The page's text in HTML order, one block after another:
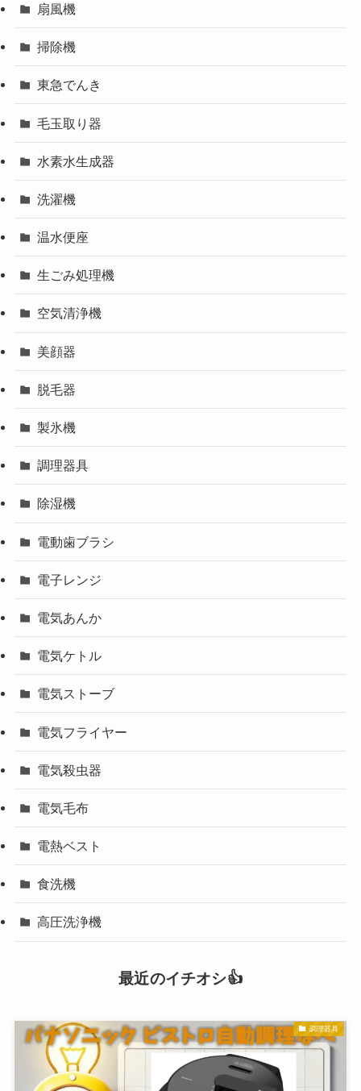
扇風機
掃除機
東急でんき
毛玉取り器
水素水生成器
洗濯機
温水便座
生ごみ処理機
空気清浄機
美顔器
脱毛器
製氷機
調理器具
除湿機
電動歯ブラシ
電子レンジ
電気あんか
電気ケトル
電気ストーブ
電気フライヤー
電気殺虫器
電気毛布
電熱ベスト
食洗機
高圧洗浄機
最近のイチオシ👍
調理器具